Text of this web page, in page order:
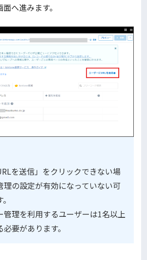
へ進みます。
を送信」をクリックできない場
理の設定が有効になっていない可
管理を利用するユーザーは1名以上
要があります。